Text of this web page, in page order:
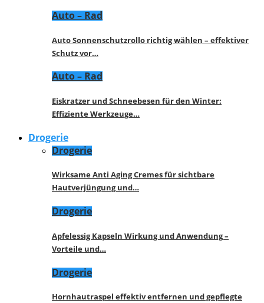
Auto – Rad
Auto Sonnenschutzrollo richtig wählen – effektiver
Schutz vor…
Auto – Rad
Eiskratzer und Schneebesen für den Winter:
Effiziente Werkzeuge…
Drogerie
Drogerie
Wirksame Anti Aging Cremes für sichtbare
Hautverjüngung und…
Drogerie
Apfelessig Kapseln Wirkung und Anwendung –
Vorteile und…
Drogerie
Hornhautraspel effektiv entfernen und gepflegte